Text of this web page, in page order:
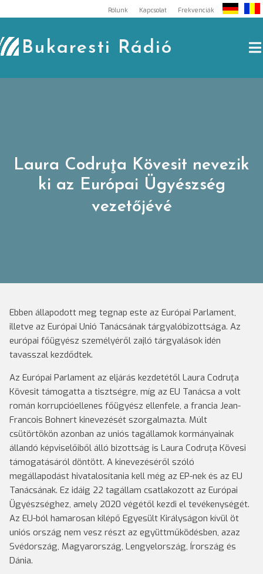
to
content
Rólunk Kapcsolat Frekvenciák
Bukaresti Rádió
Laura Codruţa Kövesit nevezik
ki az Európai Ügyészség
vezetőjévé
Ebben állapodott meg tegnap este az Európai Parlament,
illetve az Európai Unió Tanácsának tárgyalóbizottsága. Az
európai főügyész személyéről zajló tárgyalások idén
tavasszal kezdődtek.
Az Európai Parlament az eljárás kezdetétől Laura Codruţa
Kövesit támogatta a tisztségre, míg az EU Tanácsa a volt
román korrupcióellenes főügyész ellenfele, a francia Jean-
Francois Bohnert kinevezését szorgalmazta. Múlt
csütörtökön azonban az uniós tagállamok kormányainak
állandó képviselőiből álló bizottság is Laura Codruţa Kövesi
támogatásáról döntött. A kinevezéséről szóló
megállapodást hivatalosítania kell még az EP-nek és az EU
Tanácsának. Ez idáig 22 tagállam csatlakozott az Európai
Ügyészséghez, amely 2020 végétől kezdi el tevékenységét.
Az EU-ból hamarosan kilépő Egyesült Királyságon kívül öt
uniós ország nem vesz részt az együttműködésben, azaz
Svédország, Magyarország, Lengyelország, Írország és
Dánia.